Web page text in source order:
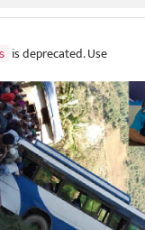
is deprecated. Use